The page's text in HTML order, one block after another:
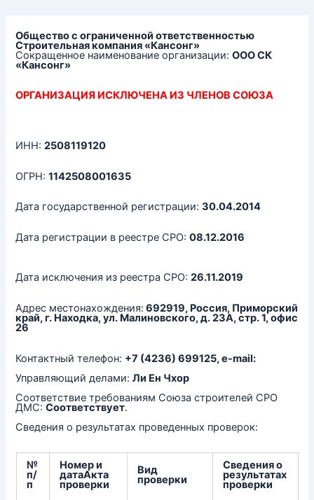
Общество с ограниченной ответственностью
Строительная компания «Кансонг»
Сокращенное наименование организации:ООО СК
«Кансонг»
ОРГАНИЗАЦИЯ ИСКЛЮЧЕНА ИЗ ЧЛЕНОВ СОЮЗА
ИНН:2508119120
ОГРН:1142508001635
Дата государственной регистрации:30.04.2014
Дата регистрации в реестре СРО:08.12.2016
Дата исключения из реестра СРО:26.11.2019
Адрес местонахождения: 692919, Россия, Приморский
край, г. Находка, ул. Малиновского, д. 23А, стр. 1, офис
26
Контактный телефон: +7 (4236) 699125, e-mail:
Управляющий делами:Ли Ен Чхор
Соответствие требованиям Союза строителей СРО
ДМС:Соответствует.
Сведения о результатах проведенных проверок:
№
п/
п
Номер и
датаАкта
проверки
Вид
проверки
Сведения о
результатах
проверки